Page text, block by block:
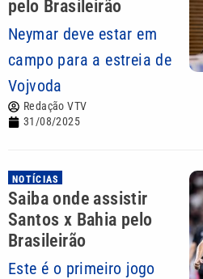
pelo Brasileirão
Neymar deve estar em
campo para a estreia de
Vojvoda
Redação VTV
31/08/2025
NOTÍCIAS
Saiba onde assistir
Santos x Bahia pelo
Brasileirão
Este é o primeiro jogo